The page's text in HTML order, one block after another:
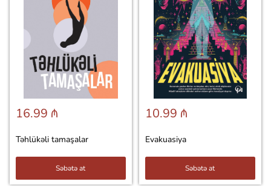
16.99 ₼
Təhlükəli tamaşalar
Səbətə at
10.99 ₼
Evakuasiya
Səbətə at